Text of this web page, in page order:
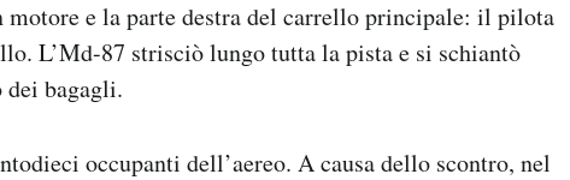
e la parte destra del carrello principale: il pilota
L’Md-87 strisciò lungo tutta la pista e si schiantò
bagagli.
occupanti dell’aereo. A causa dello scontro, nel